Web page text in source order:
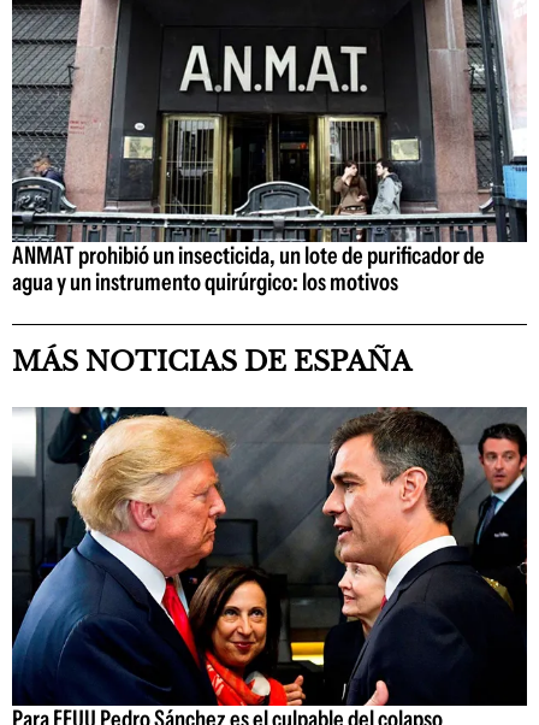
ANMAT prohibió un insecticida, un lote de purificador de
agua y un instrumento quirúrgico: los motivos
MÁS NOTICIAS DE ESPAÑA